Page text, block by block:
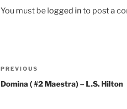
You must be logged into post a
Post
navigation
Previous
Post
PREVIOUS
Domina ( #2 Maestra) – L.S. Hilton